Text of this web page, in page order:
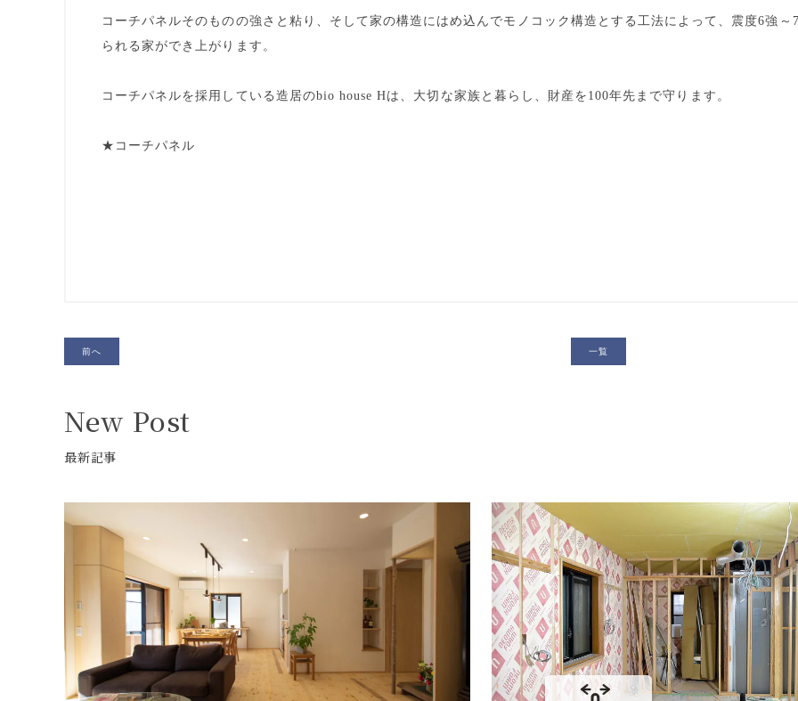
コーチパネルそのものの強さと粘り、そして家の構造にはめ込んでモノコック構造とする工法によって、震度6強
られる家ができ上がります。
コーチパネルを採用している造居のbio house Hは、大切な家族と暮らし、財産を100年先まで守ります。
★コーチパネル
前へ 一覧
New Post
最新記事